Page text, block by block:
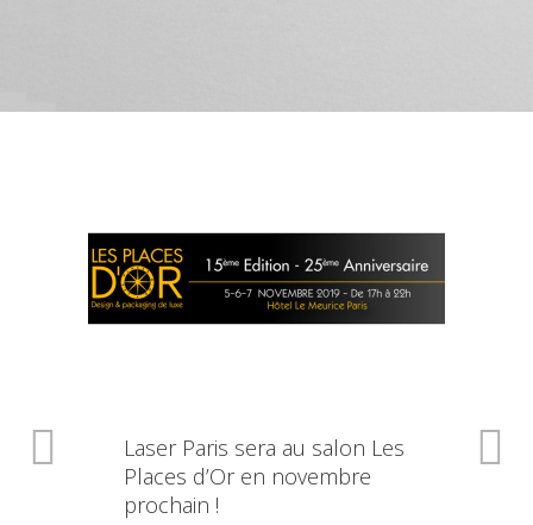
Laser Paris sera au salon Les
Places d’Or en novembre
prochain !